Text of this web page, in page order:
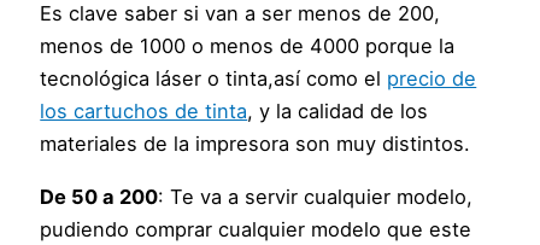
Es clave saber si van a ser menos de 200,
menos de 1000 o menos de 4000 porque la
tecnológica láser o tinta,así como el precio de
los cartuchos de tinta, y la calidad de los
materiales de la impresora son muy distintos.
De 50 a 200: Te va a servir cualquier modelo,
pudiendo comprar cualquier modelo que este